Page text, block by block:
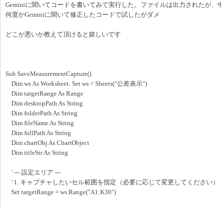
Geminiに聞いてコードを書いてみて実行した。ファイルは出力されたが、
何度かGeminiに聞いて修正したコードで試したがダメ
どこが悪いか教えて頂けると嬉しいです
Sub SaveMeasurementCapture()
Dim ws As Worksheet: Set ws = Sheets("公差表示")
Dim targetRange As Range
Dim desktopPath As String
Dim folderPath As String
Dim fileName As String
Dim fullPath As String
Dim chartObj As ChartObject
Dim titleStr As String
' --- 設定エリア ---
' 1. キャプチャしたいセル範囲を指定（必要に応じて変更してください）
Set targetRange = ws.Range("A1:K30")